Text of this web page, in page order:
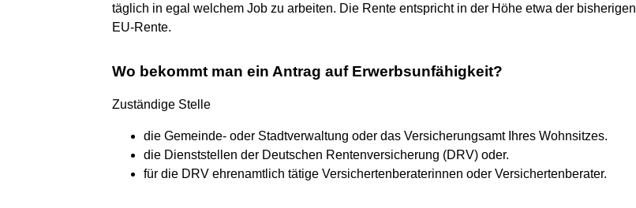
täglich in egal welchem Job zu arbeiten. Die Rente entspricht in der Höhe etwa der bisherigen
EU-Rente.
Wo bekommt man ein Antrag auf Erwerbsunfähigkeit?
Zuständige Stelle
die Gemeinde- oder Stadtverwaltung oder das Versicherungsamt Ihres Wohnsitzes.
die Dienststellen der Deutschen Rentenversicherung (DRV) oder.
für die DRV ehrenamtlich tätige Versichertenberaterinnen oder Versichertenberater.